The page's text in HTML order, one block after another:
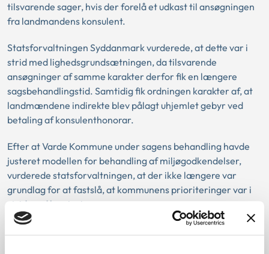
tilsvarende sager, hvis der forelå et udkast til ansøgningen
fra landmandens konsulent.
Statsforvaltningen Syddanmark vurderede, at dette var i
strid med lighedsgrundsætningen, da tilsvarende
ansøgninger af samme karakter derfor fik en længere
sagsbehandlingstid. Samtidig fik ordningen karakter af, at
landmændene indirekte blev pålagt uhjemlet gebyr ved
betaling af konsulenthonorar.
Efter at Varde Kommune under sagens behandling havde
justeret modellen for behandling af miljøgodkendelser,
vurderede statsforvaltningen, at der ikke længere var
grundlag for at fastslå, at kommunens prioriteringer var i
strid med lovgivningen.